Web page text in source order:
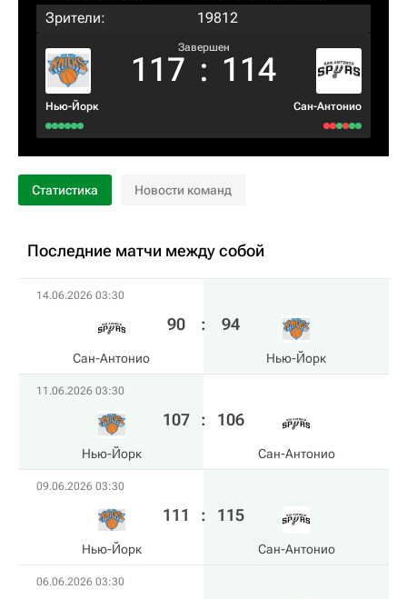
Зрители:
19812
Нью-Йорк
Завершен
117 : 114
Сан-Антонио
Статистика Новости команд
Последние матчи между собой
14.06.2026 03:30
Сан-Антонио
90 : 94
Нью-Йорк
11.06.2026 03:30
Нью-Йорк
107 : 106
Сан-Антонио
09.06.2026 03:30
Нью-Йорк
111 : 115
Сан-Антонио
06.06.2026 03:30